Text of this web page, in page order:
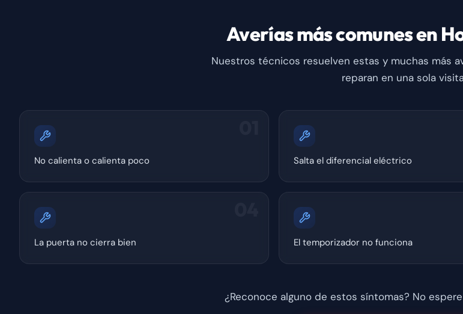
Averías más comunes en
Nuestros técnicos resuelven estas y muchas más
reparan en una sola
No calienta o calienta poco Salta el diferencial eléctrico
La puerta no cierra bien El temporizador no funciona
¿Reconoce alguno de estos síntomas? No